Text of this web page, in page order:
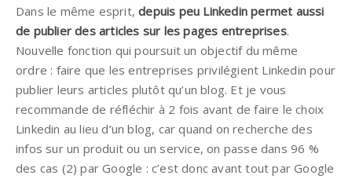
Dans le même esprit,depuis peu Linkedin permet aussi
de publier des articles sur les pages entreprises.
Nouvelle fonction qui poursuit un objectif du même
ordre : faire que les entreprises privilégient Linkedin pour
publier leurs articles plutôt qu’un blog. Et je vous
recommande de réfléchir à 2 fois avant de faire le choix
Linkedin au lieu d’un blog, car quand on recherche des
infos sur un produit ou un service, on passe dans 96 %
des cas (2) par Google : c’est donc avant tout par Google